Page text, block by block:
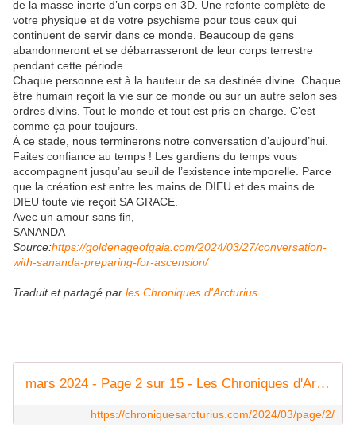
de la masse inerte d’un corps en 3D. Une refonte complète de
votre physique et de votre psychisme pour tous ceux qui
continuent de servir dans ce monde. Beaucoup de gens
abandonneront et se débarrasseront de leur corps terrestre
pendant cette période.
Chaque personne est à la hauteur de sa destinée divine. Chaque
être humain reçoit la vie sur ce monde ou sur un autre selon ses
ordres divins. Tout le monde et tout est pris en charge. C’est
comme ça pour toujours.
À ce stade, nous terminerons notre conversation d’aujourd’hui.
Faites confiance au temps ! Les gardiens du temps vous
accompagnent jusqu’au seuil de l’existence intemporelle. Parce
que la création est entre les mains de DIEU et des mains de
DIEU toute vie reçoit SA GRACE.
Avec un amour sans fin,
SANANDA
Source:https://goldenageofgaia.com/2024/03/27/conversation-
with-sananda-preparing-for-ascension/
Traduit et partagé par les Chroniques d'Arcturius
mars 2024 - Page 2 sur 15 - Les Chroniques d'Arcturius
https://chroniquesarcturius.com/2024/03/page/2/